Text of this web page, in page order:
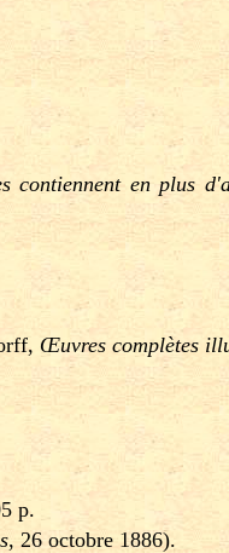
contiennent en plus
Œuvres complètes
p.
, 26 octobre 1886).